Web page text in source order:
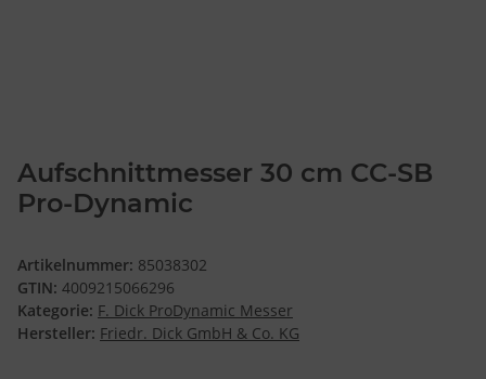
Aufschnittmesser 30 cm CC-SB
Pro-Dynamic
Artikelnummer: 85038302
GTIN: 4009215066296
Kategorie: F. Dick ProDynamic Messer
Hersteller: Friedr. Dick GmbH & Co. KG